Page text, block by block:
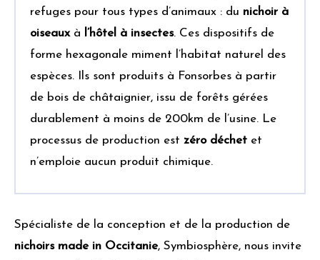
refuges pour tous types d’animaux : du nichoir à
oiseauxà l’hôtel à insectes. Ces dispositifs de
forme hexagonale miment l’habitat naturel des
espèces. Ils sont produits à Fonsorbes à partir
de bois de châtaignier, issu de forêts gérées
durablement à moins de 200km de l’usine. Le
processus de production est zéro déchet et
n’emploie aucun produit chimique.
Spécialiste de la conception et de la production de
nichoirs made in Occitanie, Symbiosphère, nous invite